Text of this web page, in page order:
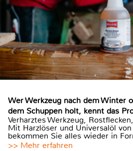
Wer Werkzeug nach dem Winter
dem Schuppen holt, kennt das
Verharztes Werkzeug,
Mit Harzlöser und Universalöl von
bekommen Sie alles wieder in
>> Mehr erfahren